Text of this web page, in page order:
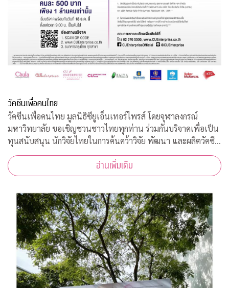
วัคซีนเพื่อคนไทย
วัคซีนเพื่อคนไทย มูลนิธิซียูเอ็นเทอร์ไพรส์ โดยจุฬาลงกรณ์
มหาวิทยาลัย ขอเชิญชวนชาวไทยทุกท่าน ร่วมกันบริจาคเพื่อเป็น
ทุนสนับสนุน นักวิจัยไทยในการค้นคว้าวิจัย พัฒนา และผลิตวัคซีน
ต้านโควิด-19*
อ่านเพิ่มเติม